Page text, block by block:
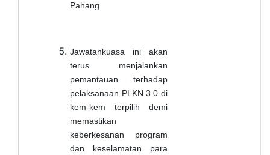
Pahang.
Jawatankuasa ini akan
terus menjalankan
pemantauan terhadap
pelaksanaan PLKN 3.0 di
kem-kem terpilih demi
memastikan
keberkesanan program
dan keselamatan para